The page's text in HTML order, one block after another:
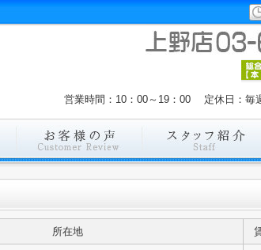
営業時間：10：00～19：00 定休日：毎
所在地